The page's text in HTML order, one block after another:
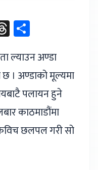
Threads
ल्याउन अण्डा
। अण्डाको मूल्यमा
पलायन हुने
काठमाडौंमा
छलपल गरी सो